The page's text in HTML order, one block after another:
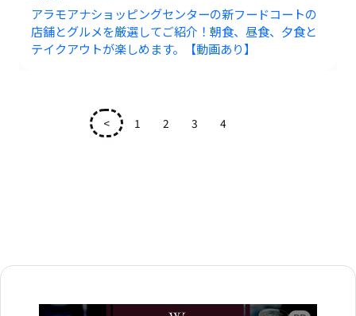
アラモアナショッピングセンターの新フードコートの
店舗とグルメを厳選してご紹介！朝食、昼食、夕食と
テイクアウトが楽しめます。【動画あり】
< 1 2 3 4